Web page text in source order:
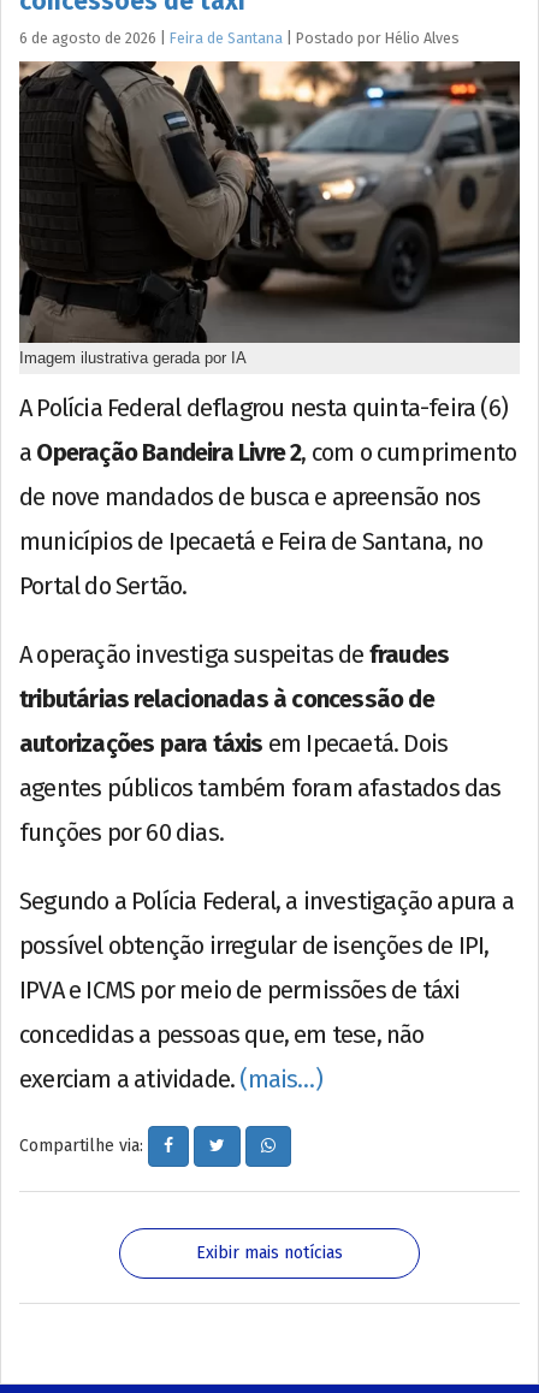
6 de agosto de 2026 Feira de Santana Postado por Hélio Alves
Imagem ilustrativa gerada por IA
A Polícia Federal deflagrou nesta quinta-feira (6)
a Operação Bandeira Livre 2, com o cumprimento
de nove mandados de busca e apreensão nos
municípios de Ipecaetá e Feira de Santana, no
Portal do Sertão.
A operação investiga suspeitas de fraudes
tributárias relacionadas à concessão de
autorizações para táxis em Ipecaetá. Dois
agentes públicos também foram afastados das
funções por 60 dias.
Segundo a Polícia Federal, a investigação apura a
possível obtenção irregular de isenções de IPI,
IPVA e ICMS por meio de permissões de táxi
concedidas a pessoas que, em tese, não
exerciam a atividade. (mais…)
Compartilhe via:
Exibir mais notícias